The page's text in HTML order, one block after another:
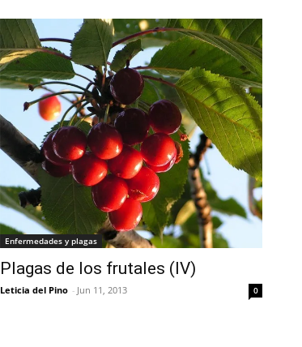
Enfermedades y plagas
Plagas de los frutales (IV)
Leticia del Pino - Jun 11, 2013 0